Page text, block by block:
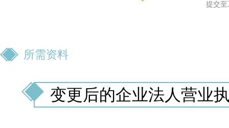
提交
所需资料
变更后的企业法人营业